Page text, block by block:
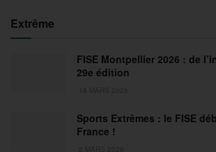
Extrême
FISE Montpellier 2026 : de
29e édition
Sports Extrêmes : le FISE
France !